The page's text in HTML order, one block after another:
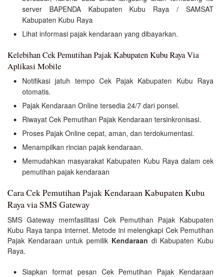
server BAPENDA Kabupaten Kubu Raya / SAMSAT
Kabupaten Kubu Raya
Lihat informasi pajak kendaraan yang dibayarkan.
Kelebihan Cek Pemutihan Pajak Kabupaten Kubu Raya Via
Aplikasi Mobile
Notifikasi jatuh tempo Cek Pajak Kabupaten Kubu Raya
otomatis.
Pajak Kendaraan Online tersedia 24/7 dari ponsel.
Riwayat Cek Pemutihan Pajak Kendaraan tersinkronisasi.
Proses Pajak Online cepat, aman, dan terdokumentasi.
Menampilkan rincian pajak kendaraan.
Memudahkan masyarakat Kabupaten Kubu Raya dalam cek
pemutihan pajak kendaraan
Cara Cek Pemutihan Pajak Kendaraan Kabupaten Kubu
Raya via SMS Gateway
SMS Gateway memfasilitasi Cek Pemutihan Pajak Kabupaten
Kubu Raya tanpa internet. Metode ini melengkapi Cek Pemutihan
Pajak Kendaraan untuk pemilik Kendaraan di Kabupaten Kubu
Raya.
Siapkan format pesan Cek Pemutihan Pajak Kendaraan